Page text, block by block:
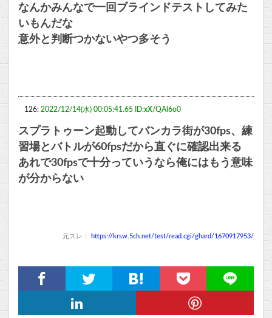
なんかみんなで一回ブラインドテストしてみた
いもんだな
意外と判断つかないやつ多そう
126: 2022/12/14(水) 00:05:41.65 ID:xX/QAl6o0
スプラトゥーン起動してバンカラ街が30fps、練
習場とバトルが60fpsだから直ぐに確認出来る
あれで30fpsで十分っていうなら俺にはもう意味
が分からない
元スレ： https://krsw.5ch.net/test/read.cgi/ghard/1670917953/